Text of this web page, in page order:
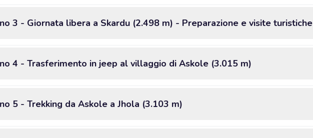
3 - Giornata libera a Skardu (2.498 m) - Preparazione e visite turistiche
4 - Trasferimento in jeep al villaggio di Askole (3.015 m)
5 - Trekking da Askole a Jhola (3.103 m)